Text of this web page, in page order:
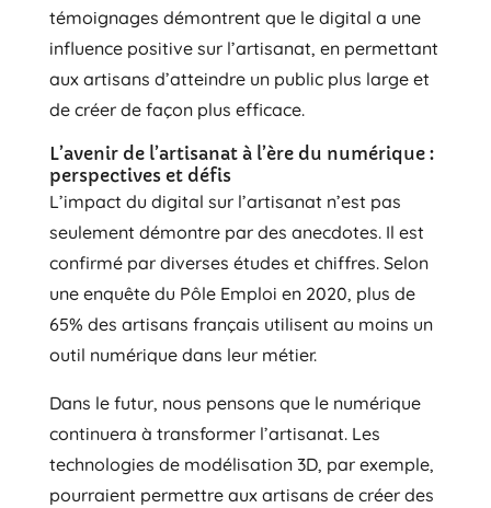
témoignages démontrent que le digital a une
influence positive sur l’artisanat, en permettant
aux artisans d’atteindre un public plus large et
de créer de façon plus efficace.
L’avenir de l’artisanat à l’ère du numérique :
perspectives et défis
L’impact du digital sur l’artisanat n’est pas
seulement démontre par des anecdotes. Il est
confirmé par diverses études et chiffres. Selon
une enquête du Pôle Emploi en 2020, plus de
65% des artisans français utilisent au moins un
outil numérique dans leur métier.
Dans le futur, nous pensons que le numérique
continuera à transformer l’artisanat. Les
technologies de modélisation 3D, par exemple,
pourraient permettre aux artisans de créer des